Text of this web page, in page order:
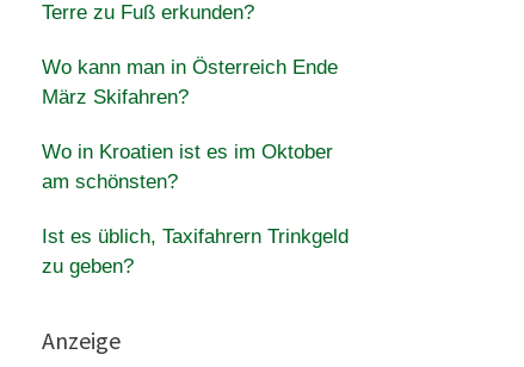
Terre zu Fuß erkunden?
Wo kann man in Österreich Ende
März Skifahren?
Wo in Kroatien ist es im Oktober
am schönsten?
Ist es üblich, Taxifahrern Trinkgeld
zu geben?
Anzeige